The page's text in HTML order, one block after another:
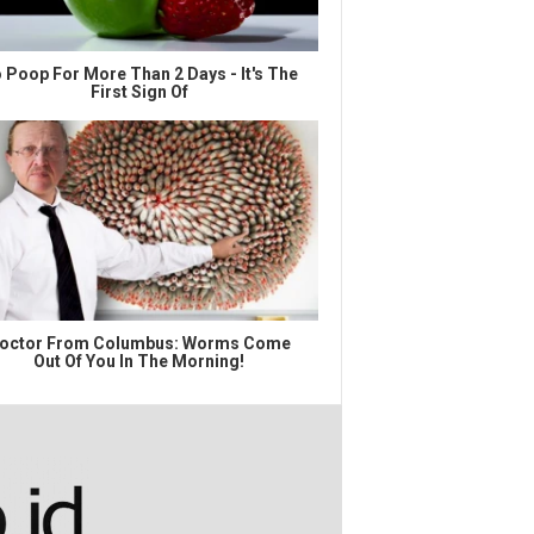
Poop For More Than 2 Days - It's The
First Sign Of
From Columbus: Worms Come
Out Of You In The Morning!